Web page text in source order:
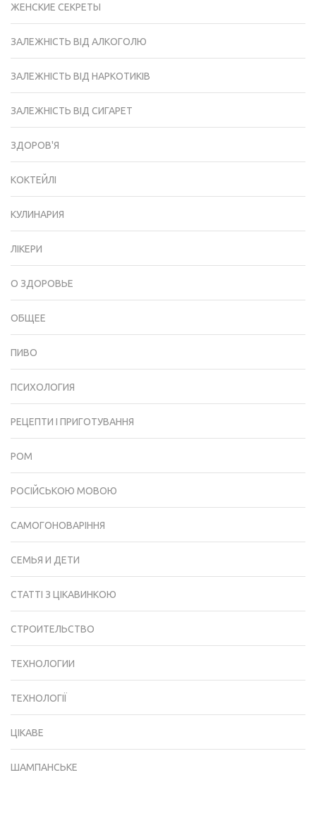
ЖЕНСКИЕ СЕКРЕТЫ
ЗАЛЕЖНІСТЬ ВІД АЛКОГОЛЮ
ЗАЛЕЖНІСТЬ ВІД НАРКОТИКІВ
ЗАЛЕЖНІСТЬ ВІД СИГАРЕТ
ЗДОРОВ'Я
КОКТЕЙЛІ
КУЛИНАРИЯ
ЛІКЕРИ
О ЗДОРОВЬЕ
ОБЩЕЕ
ПИВО
ПСИХОЛОГИЯ
РЕЦЕПТИ І ПРИГОТУВАННЯ
РОМ
РОСІЙСЬКОЮ МОВОЮ
САМОГОНОВАРІННЯ
СЕМЬЯ И ДЕТИ
СТАТТІ З ЦІКАВИНКОЮ
СТРОИТЕЛЬСТВО
ТЕХНОЛОГИИ
ТЕХНОЛОГІЇ
ЦІКАВЕ
ШАМПАНСЬКЕ